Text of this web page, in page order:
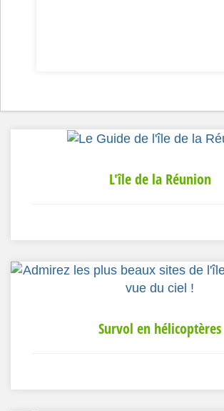
L'île de la Réunion
Survol en hélicoptères